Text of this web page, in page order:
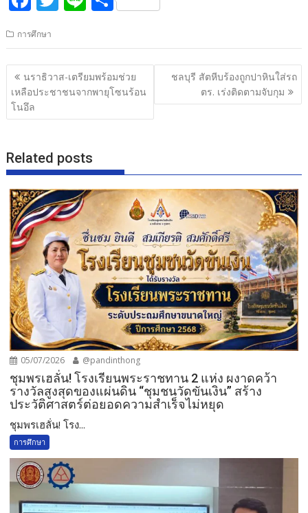
e
b
o
o
itt
er
e ar
e
การศึกษา
แนะแนว
เรื่อง
นราธิวาส-เตรียมพร้อมช่วย
เหลือประชาชนจากพายุโซนร้อน
โนอึล
ชลบุรี สัตหีบร้องถูกปาหินใส่รถ
ตร. เร่งติดตามจับกุม
Related posts
05/07/2026 @pandinthong
ชุมพรเฮลั่น! โรงเรียนพระราชทาน 2 แห่ง ผงาดคว้า
รางวัลสูงสุดของแผ่นดิน “ชุมชนวัดขันเงิน” สร้าง
ประวัติศาสตร์ต่อยอดความสำเร็จไม่หยุด
ชุมพรเฮลั่น! โรง...
การศึกษา